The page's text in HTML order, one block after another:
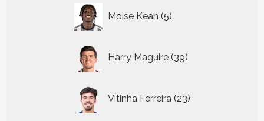
Moise Kean 5
producten
Harry Maguire 39
producten
Vitinha Ferreira 23
producten